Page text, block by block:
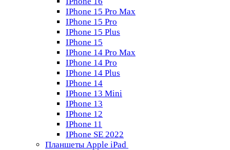
IPhone 15 Pro Max
IPhone 15 Pro
IPhone 15 Plus
IPhone 15
IPhone 14 Pro Max
IPhone 14 Pro
IPhone 14 Plus
IPhone 14
IPhone 13 Mini
IPhone 13
IPhone 12
IPhone 11
IPhone SE 2022
Планшеты Apple iPad